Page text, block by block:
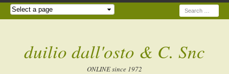
Search
duilio dall'osto & C. Snc
ONLINE since 1972